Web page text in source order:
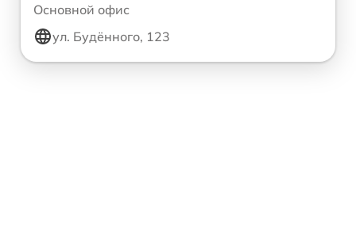
Основной офис
ул. Будённого, 123